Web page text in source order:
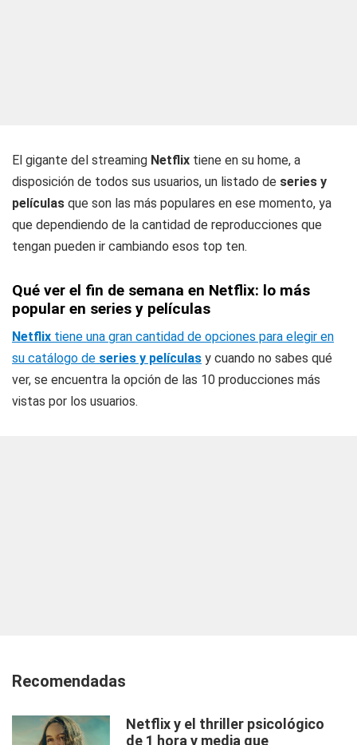
El gigante del streaming Netflix tiene en su home, a
disposición de todos sus usuarios, un listado de series y
películas que son las más populares en ese momento, ya
que dependiendo de la cantidad de reproducciones que
tengan pueden ir cambiando esos top ten.
Qué ver el fin de semana en Netflix: lo más
popular en series y películas
Netflix tiene una gran cantidad de opciones para elegir en
su catálogo de series y películas y cuando no sabes qué
ver, se encuentra la opción de las 10 producciones más
vistas por los usuarios.
Recomendadas
Netflix y el thriller psicológico
de 1 hora y media que